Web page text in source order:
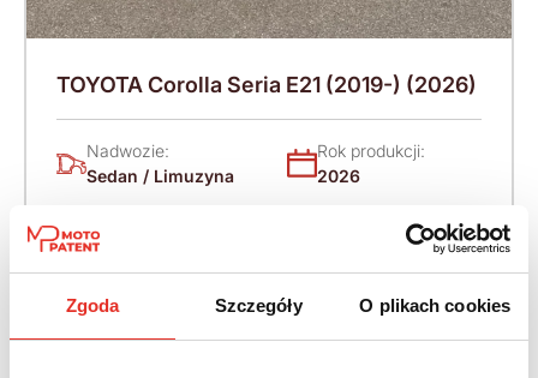
Zgoda Szczegóły O plikach cookies
TOYOTA Corolla Seria E21 (2019-) (2026)
Nadwozie:
Sedan / Limuzyna
Rok produkcji:
2026
(CVT)